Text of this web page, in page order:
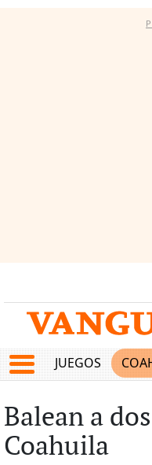
JUEGOS
Balean a
Coahuila